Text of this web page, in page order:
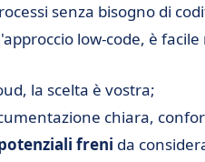
senza bisogno di
low-code, è
la scelta è vostra;
chiara,
freni da